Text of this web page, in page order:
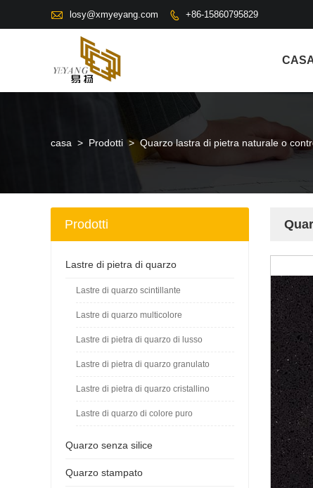
 losy@xmyeyang.com  +86-15860795829
casa > Prodotti > Quarzo lastra di pietra naturale o
Prodotti
Lastre di pietra di quarzo
Lastre di quarzo scintillante
Lastre di quarzo multicolore
Lastre di pietra di quarzo di lusso
Lastre di pietra di quarzo granulato
Lastre di pietra di quarzo cristallino
Lastre di quarzo di colore puro
Quarzo senza silice
Quarzo stampato